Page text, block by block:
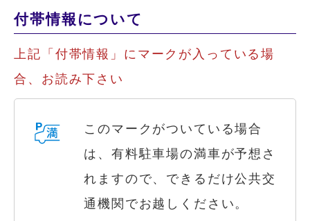
付帯情報について
上記「付帯情報」にマークが入っている場
合、お読み下さい
このマークがついている場合
は、有料駐車場の満車が予想さ
れますので、できるだけ公共交
通機関でお越しください。